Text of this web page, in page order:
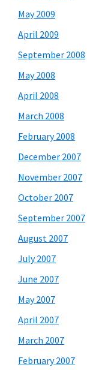
May 2009
April 2009
September 2008
May 2008
April 2008
March 2008
February 2008
December 2007
November 2007
October 2007
September 2007
August 2007
July 2007
June 2007
May 2007
April 2007
March 2007
February 2007